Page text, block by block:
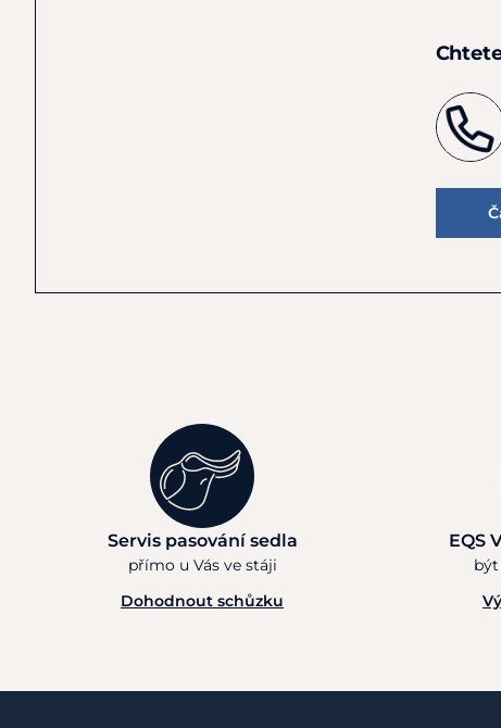
Servis pasování sedla
přímo u Vás ve stáji
Dohodnout schůzku
EQS